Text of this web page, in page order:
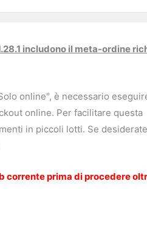
includono il meta-ordine
online", è necessario
online. Per facilitare questa
in piccoli lotti. Se desiderate
corrente prima di procedere